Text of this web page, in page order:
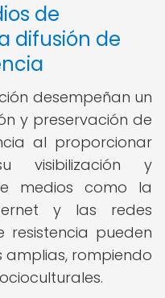
de
difusión de
desempeñan un
y preservación de
al proporcionar
visibilización y
medios como la
y las redes
resistencia pueden
rompiendo